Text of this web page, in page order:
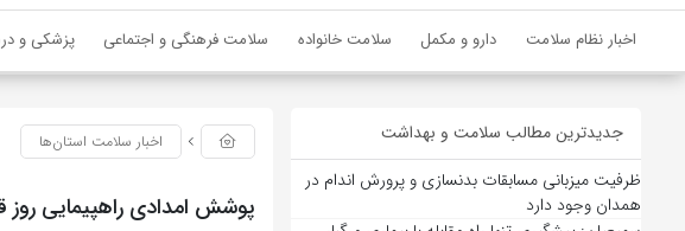
اخبار نظام سلامت دارو و مکمل سلامت خانواده سلامت فرهنگی و اجتماعی پزشکی و
جدیدترین مطالب سلامت و بهداشت
ظرفیت میزبانی مسابقات بدنسازی و پرورش اندام در
همدان وجود دارد
اخبار سلامت استان‌ها
پوشش امدادی راهپیمایی روز قدس با مشارکت ۷۰